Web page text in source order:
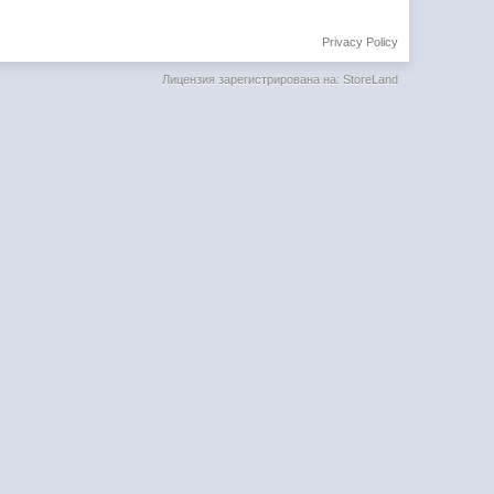
Privacy Policy
Лицензия зарегистрирована на: StoreLand